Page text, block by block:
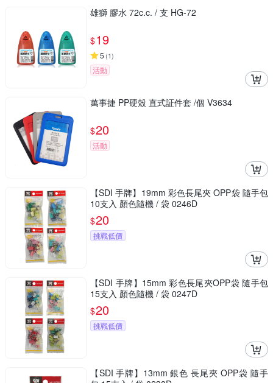
雄獅 膠水 72c.c. / 支 HG-72
$19
5 (1)
活動
萬事捷 PP硬殼 直式証件套 /個 V3634
$20
活動
【SDI 手牌】19mm 彩色長尾夾 OPP袋 隨手包
10支入 顏色隨機 / 袋 0246D
$20
挑戰低價
【SDI 手牌】15mm 彩色長尾夾OPP袋 隨手包
15支入 顏色隨機 / 袋 0247D
$20
挑戰低價
【SDI 手牌】13mm 銀色 長尾夾 OPP袋 隨手